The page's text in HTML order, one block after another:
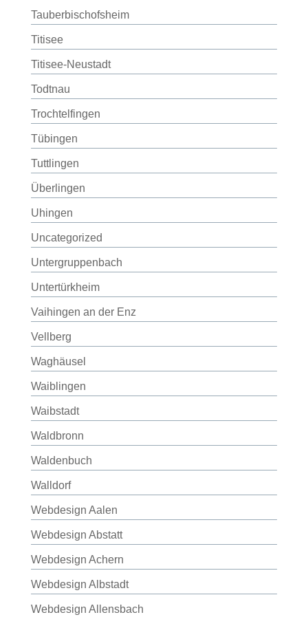
Tauberbischofsheim
Titisee
Titisee-Neustadt
Todtnau
Trochtelfingen
Tübingen
Tuttlingen
Überlingen
Uhingen
Uncategorized
Untergruppenbach
Untertürkheim
Vaihingen an der Enz
Vellberg
Waghäusel
Waiblingen
Waibstadt
Waldbronn
Waldenbuch
Walldorf
Webdesign Aalen
Webdesign Abstatt
Webdesign Achern
Webdesign Albstadt
Webdesign Allensbach